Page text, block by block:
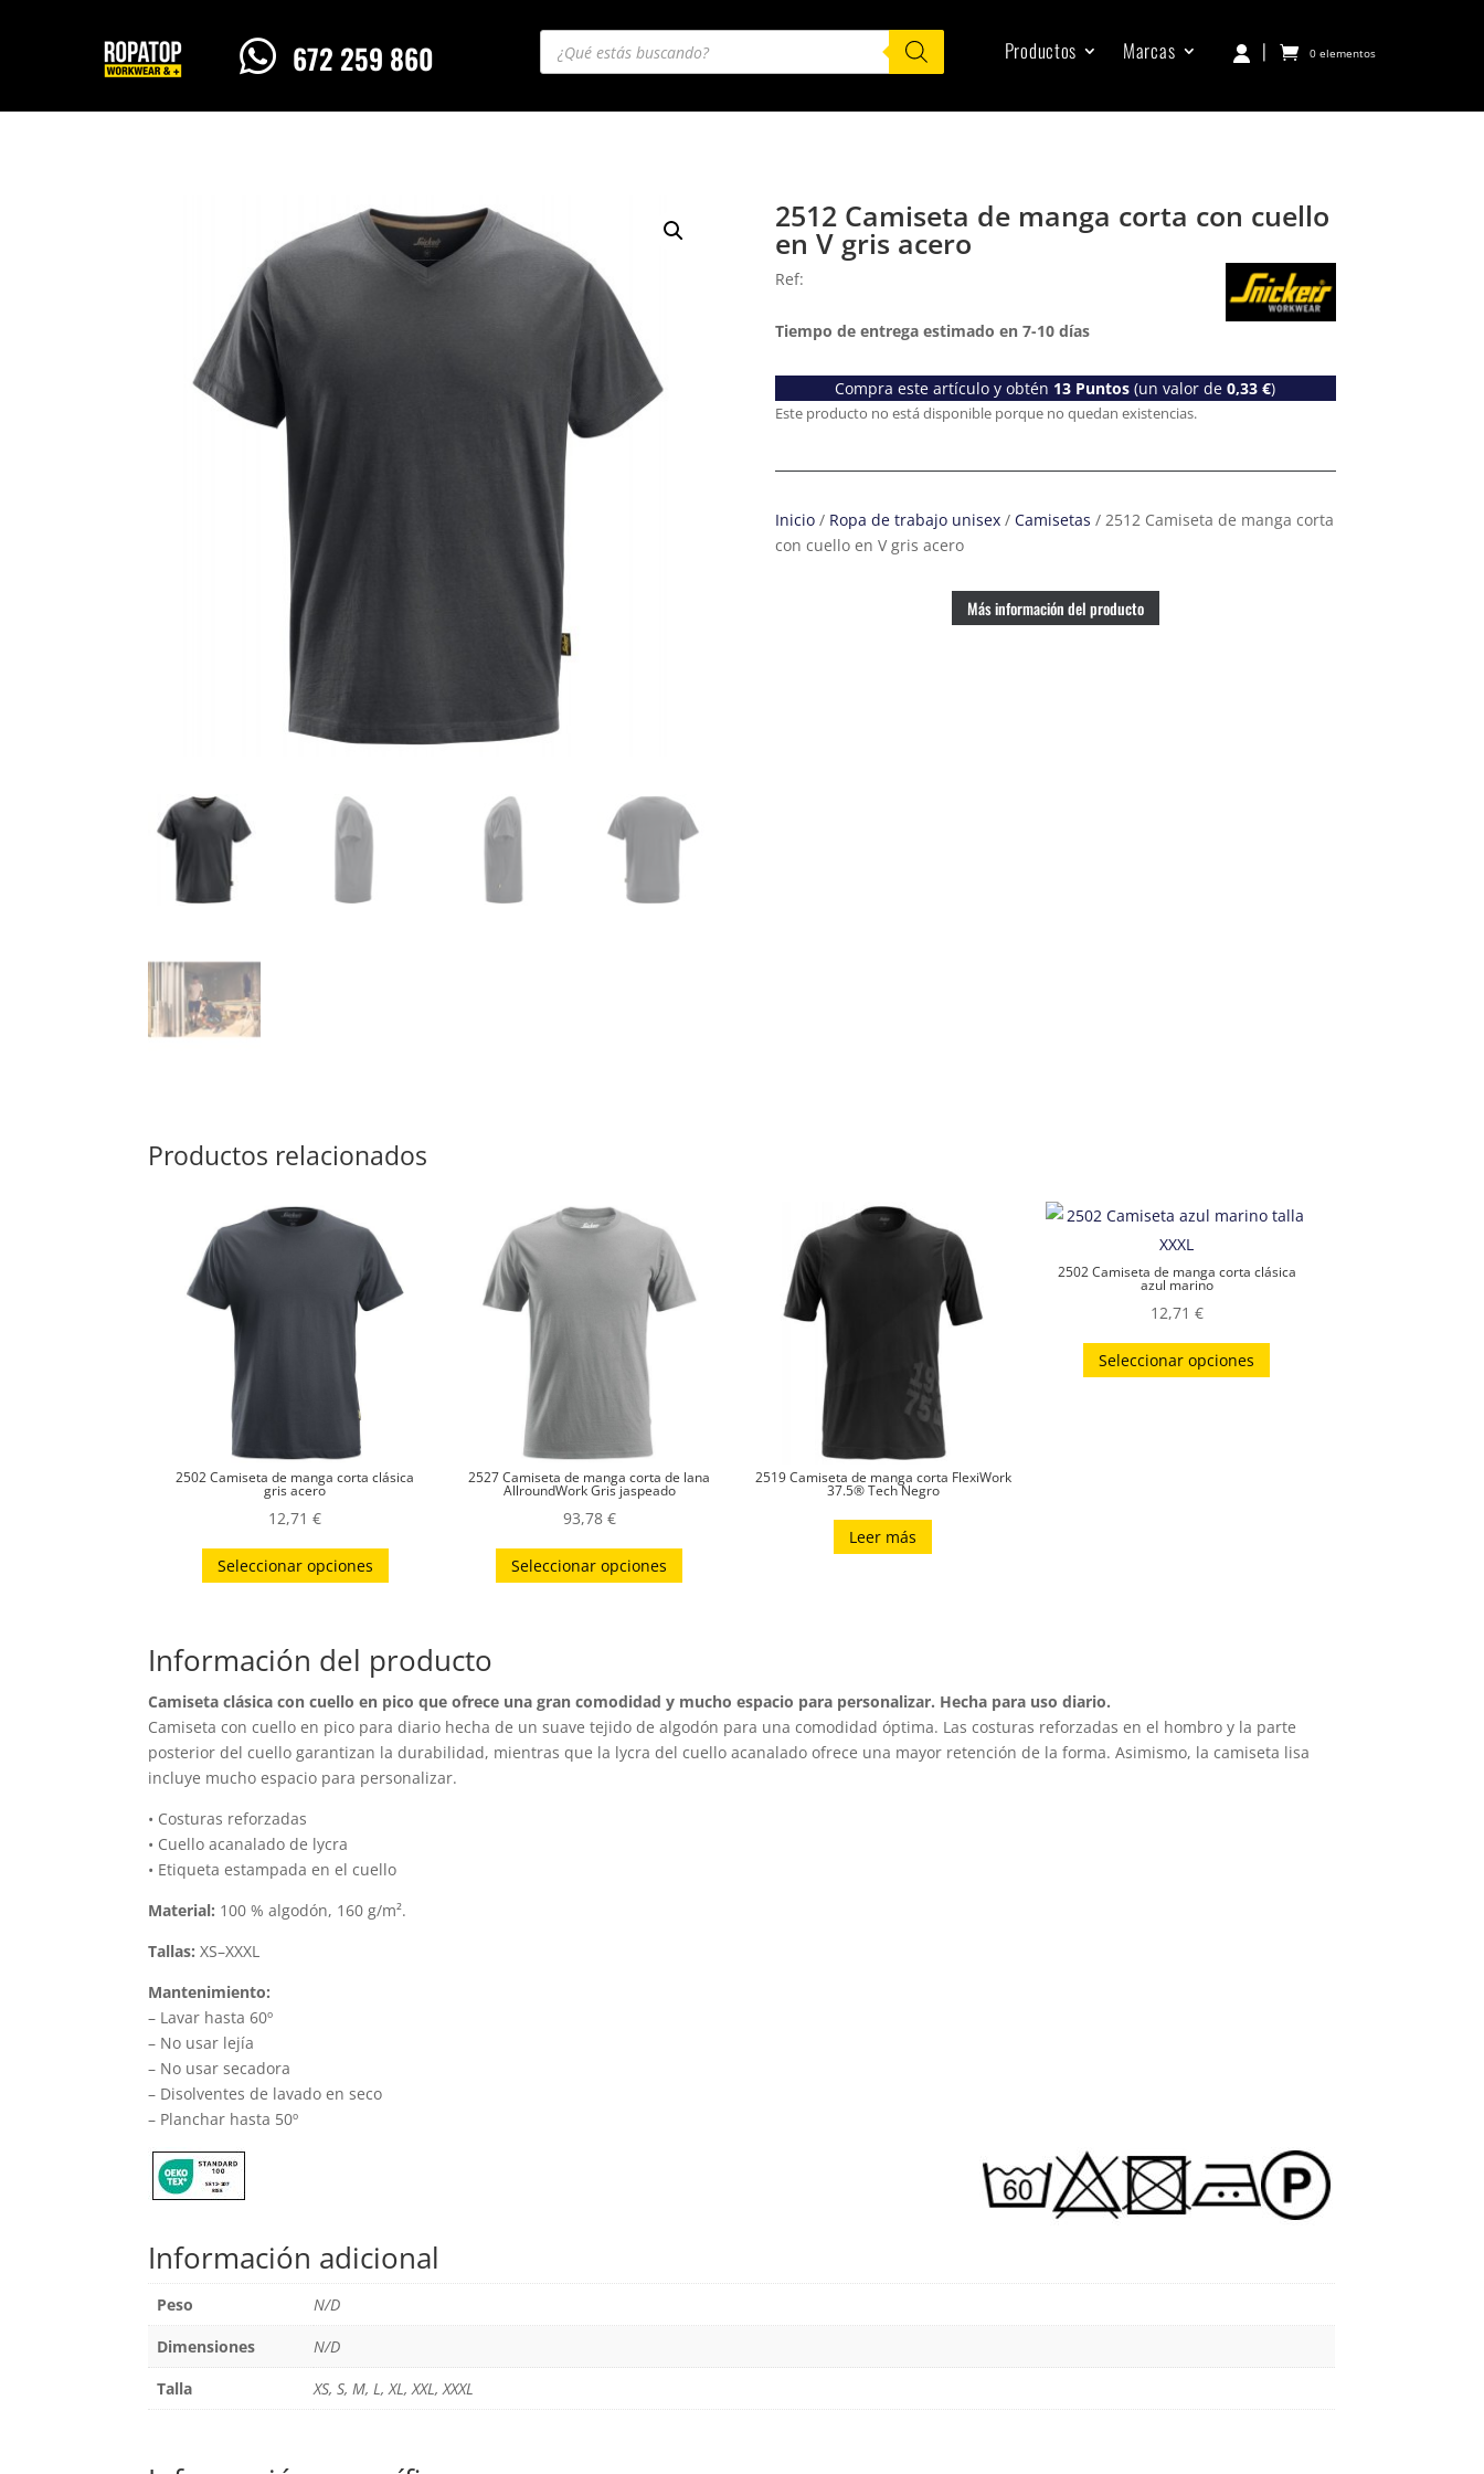
 672 259 860
Búsqueda
productos
Productos Marcas | 0 elementos
2512 Camiseta de manga corta con cuello
en V gris acero
Ref:
Tiempo de entrega estimado en 7-10 días
Compra este artículo y obtén 13 Puntos (un valor de0,33€)
Este producto no está disponible porque no quedan existencias.
Inicio/ Ropa de trabajo unisex/ Camisetas / 2512 Camiseta de manga corta
con cuello en V gris acero
Más información del producto
Productos relacionados
2502 Camiseta de manga corta clásica
gris acero
12,71€
Seleccionar opciones
Este
variantes.
opciones
se
pueden
de
2527 Camiseta de manga corta de lana
AllroundWork Gris jaspeado
93,78 €
Seleccionar opciones
Este
opciones
se
2519 Camiseta de manga corta FlexiWork
37.5® Tech Negro
Leer más
2502 Camiseta de manga corta clásica
azul marino
12,71 €
Seleccionar opciones
Este
producto
Información del producto
Camiseta clásica con cuello en pico que ofrece una gran comodidad y mucho espacio para personalizar. Hecha para uso diario.
Camiseta con cuello en pico para diario hecha de un suave tejido de algodón para una comodidad óptima. Las costuras reforzadas en el hombro y la parte
posterior del cuello garantizan la durabilidad, mientras que la lycra del cuello acanalado ofrece una mayor retención de la forma. Asimismo, la camiseta lisa
incluye mucho espacio para personalizar.
• Costuras reforzadas
• Cuello acanalado de lycra
• Etiqueta estampada en el cuello
Material: 100 % algodón, 160 g/m².
Tallas: XS–XXXL
Mantenimiento:
– Lavar hasta 60º
– No usar lejía
– No usar secadora
– Disolventes de lavado en seco
– Planchar hasta 50º
Información adicional
Peso
N/D
Dimensiones
N/D
Talla
XS, S, M, L, XL, XXL, XXXL